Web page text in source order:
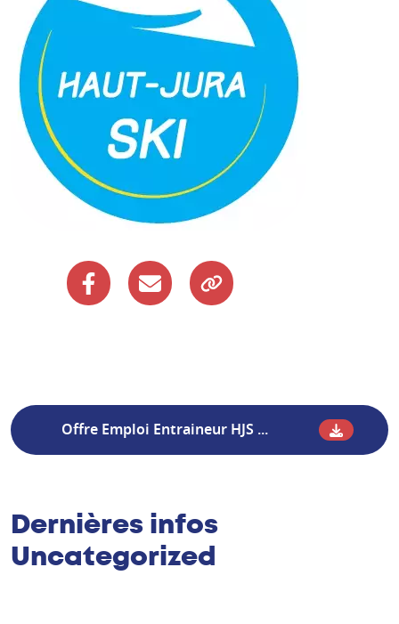
Offre Emploi Entraineur HJS ...
Dernières infos
Uncategorized